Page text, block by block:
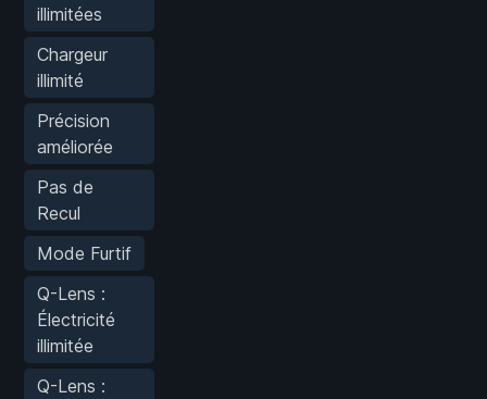
illimitées
Chargeur
illimité
Précision
améliorée
Pas de
Recul
Mode Furtif
Q-Lens :
Électricité
illimitée
Q-Lens :